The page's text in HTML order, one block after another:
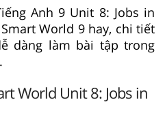
Anh 9 Unit 8: Jobs in
World 9 hay, chi tiết
dàng làm bài tập trong
World Unit 8: Jobs in